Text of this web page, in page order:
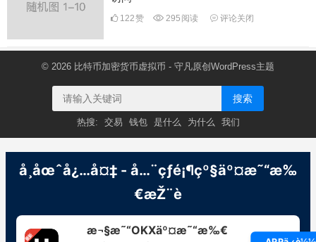
122赞 295 阅读 评论关闭
© 2026 比特币加密货币虚拟币 - 守凡原创 WordPress主题
搜索
热搜: 交易 钱包 是什么 为什么 我们